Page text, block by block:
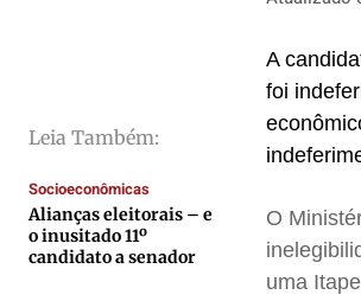
Caetano Roque
Gustavo Bastos
Jr Mignone (in memorian)
Caetano Roque
Gustavo Bastos
Jr Mignone (in memorian)
Caetano Roque
Gustavo Bastos
Jr Mignone (in memorian)
Caetano Roque
Gustavo Bastos
Jr Mignone (in memorian)
Leia Também:
Socioeconômicas
Alianças eleitorais – e
o inusitado 11º
candidato a senador
A
foi
O
uma